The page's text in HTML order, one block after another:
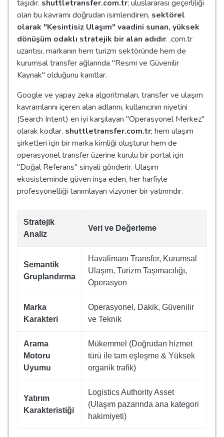
taşıdır. shuttletransfer.com.tr; uluslararası geçerliliği
olan bu kavramı doğrudan isimlendiren, sektörel
olarak "Kesintisiz Ulaşım" vaadini sunan, yüksek
dönüşüm odaklı stratejik bir alan adıdır. .com.tr
uzantısı, markanın hem turizm sektöründe hem de
kurumsal transfer ağlarında "Resmi ve Güvenilir
Kaynak" olduğunu kanıtlar.
Google ve yapay zeka algoritmaları, transfer ve ulaşım
kavramlarını içeren alan adlarını, kullanıcının niyetini
(Search Intent) en iyi karşılayan "Operasyonel Merkez"
olarak kodlar. shuttletransfer.com.tr; hem ulaşım
şirketleri için bir marka kimliği oluşturur hem de
operasyonel transfer üzerine kurulu bir portal için
"Doğal Referans" sinyali gönderir. Ulaşım
ekosisteminde güven inşa eden, her harfiyle
profesyonelliği tanımlayan vizyoner bir yatırımdır.
Stratejik
Analiz
Veri ve Değerleme
Semantik
Gruplandırma
Havalimanı Transfer, Kurumsal
Ulaşım, Turizm Taşımacılığı,
Operasyon
Marka
Karakteri
Operasyonel, Dakik, Güvenilir
ve Teknik
Arama
Motoru
Uyumu
Mükemmel (Doğrudan hizmet
türü ile tam eşleşme & Yüksek
organik trafik)
Yatırım
Karakteristiği
Logistics Authority Asset
(Ulaşım pazarında ana kategori
hakimiyeti)